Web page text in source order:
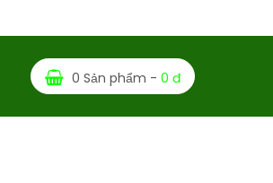
0 Sản phẩm - 0 đ